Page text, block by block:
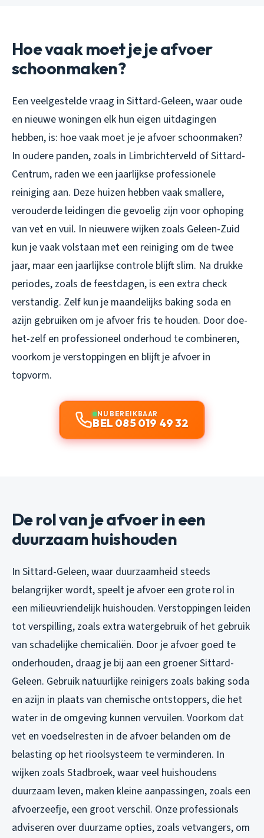
Hoe vaak moet je je afvoer
schoonmaken?
Een veelgestelde vraag in Sittard-Geleen, waar oude
en nieuwe woningen elk hun eigen uitdagingen
hebben, is: hoe vaak moet je je afvoer schoonmaken?
In oudere panden, zoals in Limbrichterveld of Sittard-
Centrum, raden we een jaarlijkse professionele
reiniging aan. Deze huizen hebben vaak smallere,
verouderde leidingen die gevoelig zijn voor ophoping
van vet en vuil. In nieuwere wijken zoals Geleen-Zuid
kun je vaak volstaan met een reiniging om de twee
jaar, maar een jaarlijkse controle blijft slim. Na drukke
periodes, zoals de feestdagen, is een extra check
verstandig. Zelf kun je maandelijks baking soda en
azijn gebruiken om je afvoer fris te houden. Door doe-
het-zelf en professioneel onderhoud te combineren,
voorkom je verstoppingen en blijft je afvoer in
topvorm.
NU BEREIKBAAR
BEL 085 019 49 32
De rol van je afvoer in een
duurzaam huishouden
In Sittard-Geleen, waar duurzaamheid steeds
belangrijker wordt, speelt je afvoer een grote rol in
een milieuvriendelijk huishouden. Verstoppingen leiden
tot verspilling, zoals extra watergebruik of het gebruik
van schadelijke chemicaliën. Door je afvoer goed te
onderhouden, draag je bij aan een groener Sittard-
Geleen. Gebruik natuurlijke reinigers zoals baking soda
en azijn in plaats van chemische ontstoppers, die het
water in de omgeving kunnen vervuilen. Voorkom dat
vet en voedselresten in de afvoer belanden om de
belasting op het rioolsysteem te verminderen. In
wijken zoals Stadbroek, waar veel huishoudens
duurzaam leven, maken kleine aanpassingen, zoals een
afvoerzeefje, een groot verschil. Onze professionals
adviseren over duurzame opties, zoals vetvangers, om